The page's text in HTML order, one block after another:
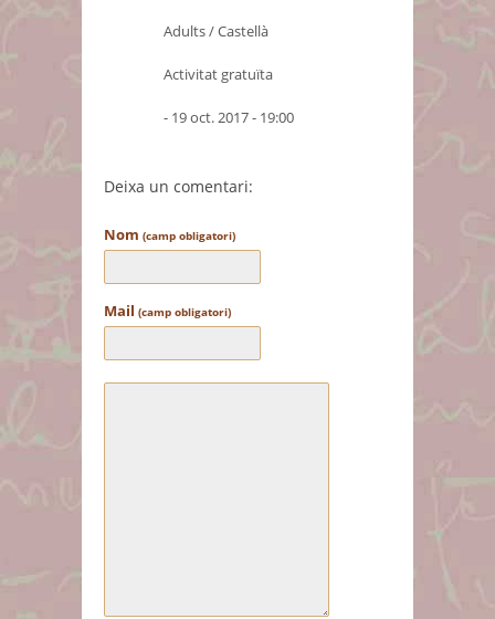
Adults / Castellà
Activitat gratuïta
- 19 oct. 2017 - 19:00
Deixa un comentari:
Nom (camp obligatori)
Mail (camp obligatori)